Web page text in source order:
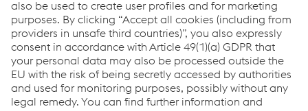
Career topics on Corporate Blog
voestalpine Career on Facebook
voestalpine Apprentices Website